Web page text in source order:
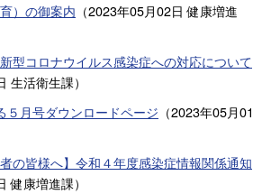
）の御案内 （2023年05月02日 健康増進
型コロナウイルス感染症への対応について
生活衛生課）
５月号ダウンロードページ （2023年05月01
の皆様へ】令和４年度感染症情報関係通知
健康増進課）